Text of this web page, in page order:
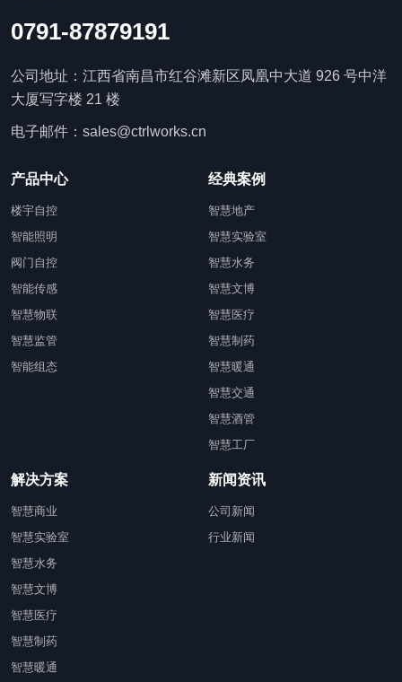
0791-87879191
公司地址：江西省南昌市红谷滩新区凤凰中大道 926 号中洋
大厦写字楼 21 楼
电子邮件：sales@ctrlworks.cn
产品中心
楼宇自控
智能照明
阀门自控
智能传感
智慧物联
智慧监管
智能组态
经典案例
智慧地产
智慧实验室
智慧水务
智慧文博
智慧医疗
智慧制药
智慧暖通
智慧交通
智慧酒管
智慧工厂
解决方案
智慧商业
智慧实验室
智慧水务
智慧文博
智慧医疗
智慧制药
智慧暖通
新闻资讯
公司新闻
行业新闻